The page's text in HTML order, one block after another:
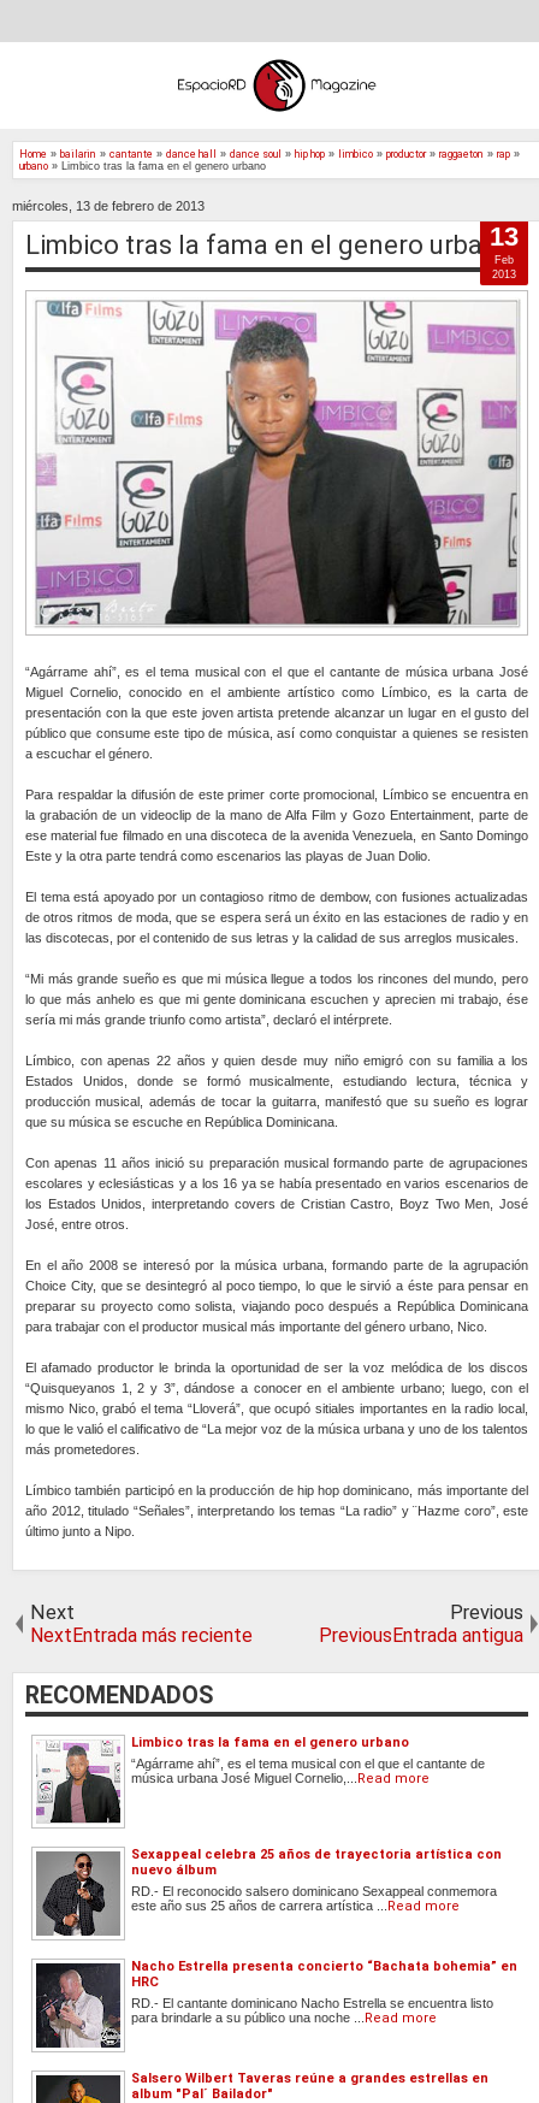
Home » bailarin » cantante » dance hall » dance soul » hip hop » limbico » productor» raggaeton » rap »
urbano » Limbico tras la fama en el genero urbano
miércoles, 13 de febrero de 2013
Limbico tras la fama en el genero urbano
“Agárrame ahí”, es el tema musical con el que el cantante de música urbana José
Miguel Cornelio, conocido en el ambiente artístico como Límbico, es la carta de
presentación con la que este joven artista pretende alcanzar un lugar en el gusto del
público que consume este tipo de música, así como conquistar a quienes se resisten
a escuchar el género.
Para respaldar la difusión de este primer corte promocional, Límbico se encuentra en
la grabación de un videoclip de la mano de Alfa Film y Gozo Entertainment, parte de
ese material fue filmado en una discoteca de la avenida Venezuela, en Santo Domingo
Este y la otra parte tendrá como escenarios las playas de Juan Dolio.
El tema está apoyado por un contagioso ritmo de dembow, con fusiones actualizadas
de otros ritmos de moda, que se espera será un éxito en las estaciones de radio y en
las discotecas, por el contenido de sus letras y la calidad de sus arreglos musicales.
“Mi más grande sueño es que mi música llegue a todos los rincones del mundo, pero
lo que más anhelo es que mi gente dominicana escuchen y aprecien mi trabajo, ése
sería mi más grande triunfo como artista”, declaró el intérprete.
Límbico, con apenas 22 años y quien desde muy niño emigró con su familia a los
Estados Unidos, donde se formó musicalmente, estudiando lectura, técnica y
producción musical, además de tocar la guitarra, manifestó que su sueño es lograr
que su música se escuche en República Dominicana.
Con apenas 11 años inició su preparación musical formando parte de agrupaciones
escolares y eclesiásticas y a los 16 ya se había presentado en varios escenarios de
los Estados Unidos, interpretando covers de Cristian Castro, Boyz Two Men, José
José, entre otros.
En el año 2008 se interesó por la música urbana, formando parte de la agrupación
Choice City, que se desintegró al poco tiempo, lo que le sirvió a éste para pensar en
preparar su proyecto como solista, viajando poco después a República Dominicana
para trabajar con el productor musical más importante del género urbano, Nico.
El afamado productor le brinda la oportunidad de ser la voz melódica de los discos
“Quisqueyanos 1, 2 y 3”, dándose a conocer en el ambiente urbano; luego, con el
mismo Nico, grabó el tema “Lloverá”, que ocupó sitiales importantes en la radio local,
lo que le valió el calificativo de “La mejor voz de la música urbana y uno de los talentos
más prometedores.
Límbico también participó en la producción de hip hop dominicano, más importante del
año 2012, titulado “Señales”, interpretando los temas “La radio” y ¨Hazme coro”, este
último junto a Nipo.
13
Feb
2013
Next
NextEntrada más reciente
Previous
PreviousEntrada antigua
RECOMENDADOS
Limbico tras la fama en el genero urbano
“Agárrame ahí”, es el tema musical con el que el cantante de
música urbana José Miguel Cornelio,... Read more
Sexappeal celebra 25 años de trayectoria artística con
nuevo álbum
RD.- El reconocido salsero dominicano Sexappeal conmemora
este año sus 25 años de carrera artística ... Read more
Nacho Estrella presenta concierto “Bachata bohemia” en
HRC
RD.- El cantante dominicano Nacho Estrella se encuentra listo
para brindarle a su público una noche ... Read more
Salsero Wilbert Taveras reúne a grandes estrellas en
album "Pal´ Bailador"